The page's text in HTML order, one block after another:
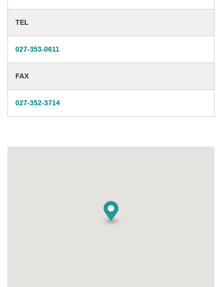
TEL
027-353-0611
FAX
027-352-3714